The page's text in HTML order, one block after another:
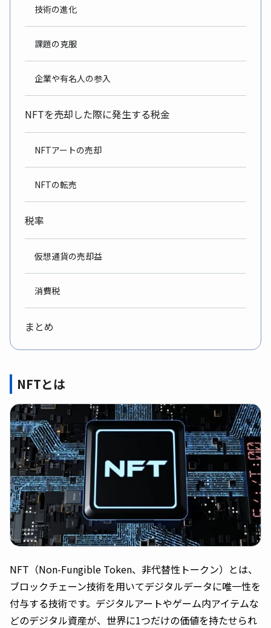
技術の進化
課題の克服
企業や有名人の参入
NFTを売却した際に発生する税金
NFTアートの売却
NFTの転売
税率
仮想通貨の売却益
消費税
まとめ
NFTとは
NFT（Non-Fungible Token、非代替性トークン）とは、
ブロックチェーン技術を用いてデジタルデータに唯一性を
付与する技術です。デジタルアートやゲーム内アイテムな
どのデジタル資産が、世界に1つだけの価値を持たせられ